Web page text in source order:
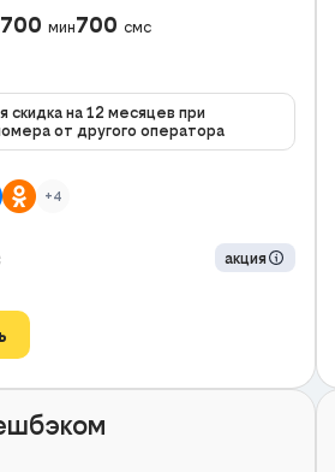
700 мин700 смс
скидка на 12 месяцев при
от другого оператора
+4
акция